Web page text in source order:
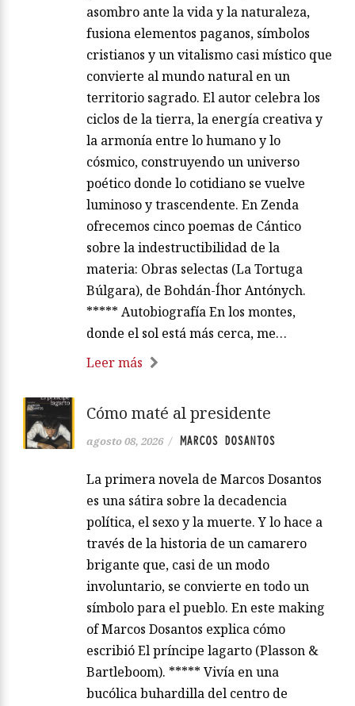
asombro ante la vida y la naturaleza,
fusiona elementos paganos, símbolos
cristianos y un vitalismo casi místico que
convierte al mundo natural en un
territorio sagrado. El autor celebra los
ciclos de la tierra, la energía creativa y
la armonía entre lo humano y lo
cósmico, construyendo un universo
poético donde lo cotidiano se vuelve
luminoso y trascendente. En Zenda
ofrecemos cinco poemas de Cántico
sobre la indestructibilidad de la
materia: Obras selectas (La Tortuga
Búlgara), de Bohdán-Íhor Antónych.
***** Autobiografía En los montes,
donde el sol está más cerca, me…
Leer más
Cómo maté al presidente
agosto 08, 2026 / MARCOS DOSANTOS
La primera novela de Marcos Dosantos
es una sátira sobre la decadencia
política, el sexo y la muerte. Y lo hace a
través de la historia de un camarero
brigante que, casi de un modo
involuntario, se convierte en todo un
símbolo para el pueblo. En este making
of Marcos Dosantos explica cómo
escribió El príncipe lagarto (Plasson &
Bartleboom). ***** Vivía en una
bucólica buhardilla del centro de